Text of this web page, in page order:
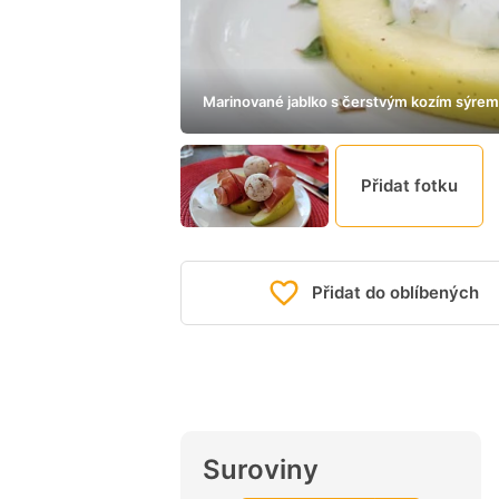
Marinované jablko s čerstvým kozím
Přidat fotku
Přidat do oblíbených
Suroviny